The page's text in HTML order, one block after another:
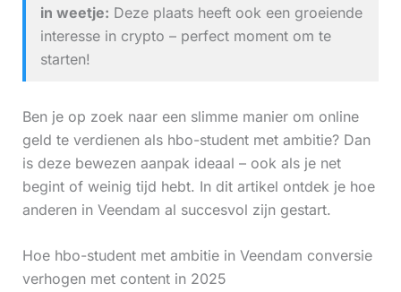
in weetje: Deze plaats heeft ook een groeiende
interesse in crypto – perfect moment om te
starten!
Ben je op zoek naar een slimme manier om online
geld te verdienen als hbo-student met ambitie? Dan
is deze bewezen aanpak ideaal – ook als je net
begint of weinig tijd hebt. In dit artikel ontdek je hoe
anderen in Veendam al succesvol zijn gestart.
Hoe hbo-student met ambitie in Veendam conversie
verhogen met content in 2025